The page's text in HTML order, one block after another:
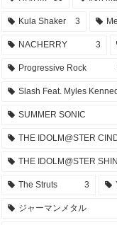
Kula Shaker 3
NACHERRY 3
Progressive Rock
Slash Feat. Myles
SUMMER SONIC
THE IDOLM@STER
THE IDOLM@STER
The Struts 3
ジャーマンメタル